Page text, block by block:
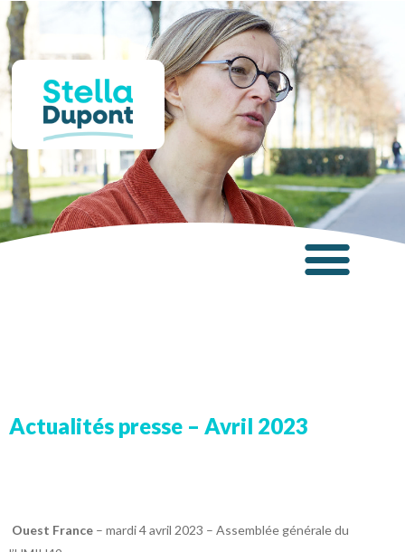
Panneau de gestion des cookies
Actualités presse – Avril 2023
Ouest France – mardi 4 avril 2023 – Assemblée générale du